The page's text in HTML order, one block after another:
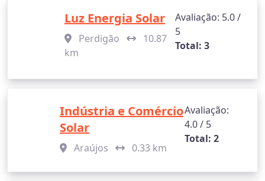
Luz Energia Solar
Perdigão
10.87
km
Avaliação: 5.0 /
5
Total: 3
Indústria e Comércio
Solar
Araújos 0.33 km
Avaliação:
4.0 / 5
Total: 2